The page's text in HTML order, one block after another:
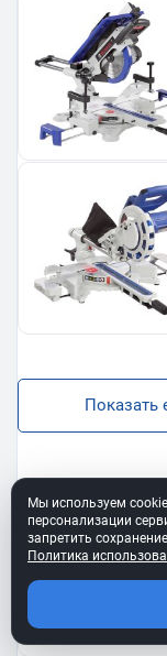
Показать
Мы используем
персонализации
запретить
Политика